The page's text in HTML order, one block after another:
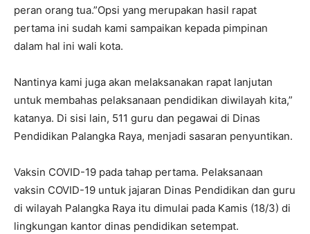
peran orang tua.”Opsi yang merupakan hasil rapat
pertama ini sudah kami sampaikan kepada pimpinan
dalam hal ini wali kota.
Nantinya kami juga akan melaksanakan rapat lanjutan
untuk membahas pelaksanaan pendidikan diwilayah kita,”
katanya. Di sisi lain, 511 guru dan pegawai di Dinas
Pendidikan Palangka Raya, menjadi sasaran penyuntikan.
Vaksin COVID-19 pada tahap pertama. Pelaksanaan
vaksin COVID-19 untuk jajaran Dinas Pendidikan dan guru
di wilayah Palangka Raya itu dimulai pada Kamis (18/3) di
lingkungan kantor dinas pendidikan setempat.